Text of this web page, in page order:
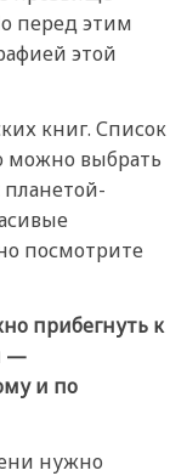
перед этим
этой
книг. Список
можно выбрать
планетой-
посмотрите
прибегнуть к
—
и по
нужно